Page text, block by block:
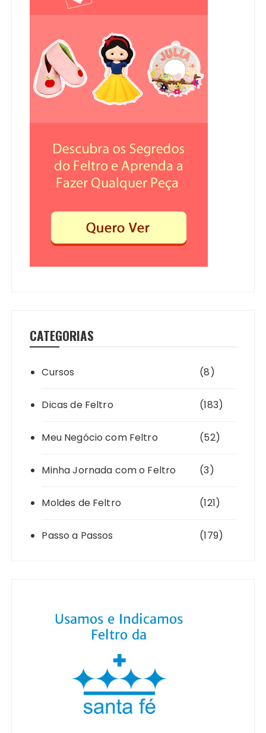
CATEGORIAS
Cursos (8)
Dicas de Feltro (183)
Meu Negócio com Feltro (52)
Minha Jornada com o Feltro (3)
Moldes de Feltro (121)
Passo a Passos (179)